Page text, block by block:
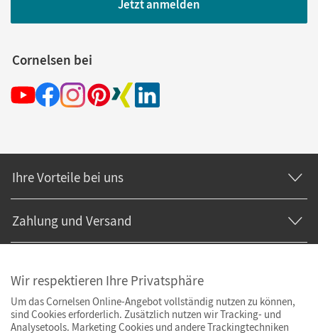
Jetzt anmelden
Cornelsen bei
Ihre Vorteile bei uns
Zahlung und Versand
Wir respektieren Ihre Privatsphäre
Um das Cornelsen Online-Angebot vollständig nutzen zu können,
sind Cookies erforderlich. Zusätzlich nutzen wir Tracking- und
Analysetools. Marketing Cookies und andere Trackingtechniken